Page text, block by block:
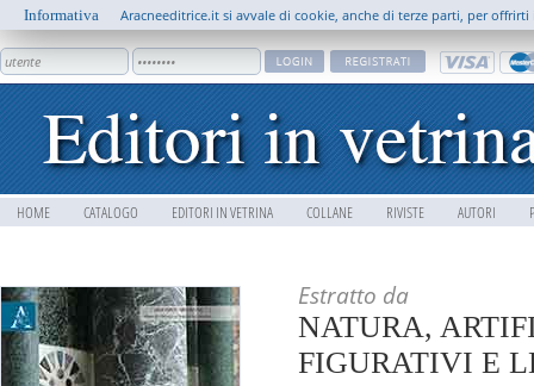
HOME CATALOGO EDITORI IN VETRINA COLLANE RIVISTE AUTORI
Informativa Aracneeditrice.it si avvale di cookie, anche di terze parti, per
Estratto da
NATURA,
FIGURATIVI E